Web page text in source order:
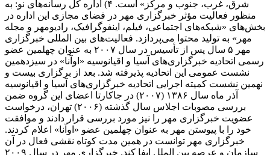
شرق، غرب، جنوب و مرکز» است. ۴) اداره کل رسانه‌های نو: به
منظور فعالیت مؤثر خبرگزاری مهر در فضای مجازی این اداره در
بخش‌های «شبکه‌های اجتماعی، فیلم، اینفوگرافیک، رادیومهر و مجله
مهر» به تولید محتوا می‌پردازد. فعالیت‌های بین المللی خبرگزاری
مهر ۵ سال پس از تأسیس در سال ۲۰۰۷ به عنوان چهلمین عضو
رسمی اتحادیه خبرگزاری‌های آسیا و اقیانوسیه «اوآنا» در سیزدهمین
نشست عمومی این اتحادیه پذیرفته شد. بعد از برگزاری بیست و
نهمین نشست کمیته اجرایی اتحادیه خبرگزاری‌های آسیا و اقیانوسیه
آذر ماه سال ۱۳۸۶ (۲۰۰۷) در جاکارتا اعضای این گروه ضمن
بررسی مصوبات اجلاس سال گذشته (۲۰۰۶) تهران، درخواست
عضویت خبرگزاری مهر را نیز مورد بررسی قرار دادند و موافقت
خود را با پیوستن مهر به عنوان چهلمین عضو «اوآنا» اعلام کردند.
خبرگزاری مهر توانست در همین مدت کوتاه نقشی فعال در آن
سازمان و عرصه بین الملل ایفا کند. خبرگزاری مهر در سال ۲۰۰۹